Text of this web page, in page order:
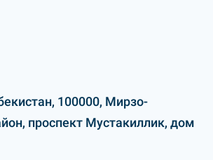
100000, Мирзо-
проспект Мустакиллик, дом